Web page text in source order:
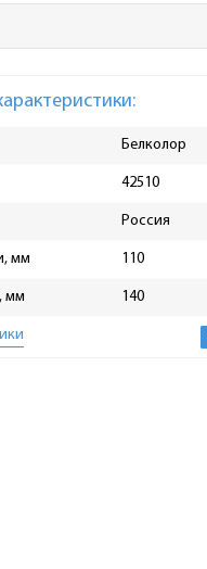
Белколор
42510
Россия
мм 110
мм 140